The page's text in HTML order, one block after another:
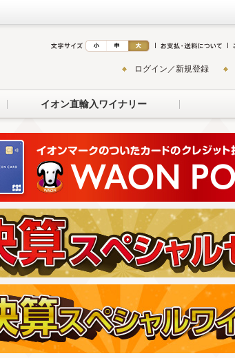
ログイン／新規登録
イオン直輸入ワイナリー